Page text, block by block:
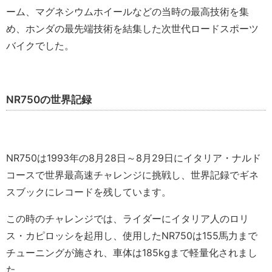
ーム、マグネシウムホイールなどの当時の最高技術を集
め、ホンダの最先端技術を結集した次世代ロードスポーツ
バイクでした。
NR750の世界記録
NR750は1993年の8月28日～8月29日にイタリア・ナルド
コースで世界最高速チャレンジに挑戦し、世界記録でギネ
スブックにレコードを残しています。
この時のチャレンジでは、ライダーにイタリア人のロリ
ス・カピロッシを起用し、使用したNR750は155馬力まで
チューニングが施され、車体は185kgまで軽量化されまし